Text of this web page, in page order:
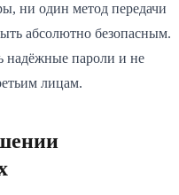
ни один метод передачи
абсолютно безопасным.
надёжные пароли и не
лицам.